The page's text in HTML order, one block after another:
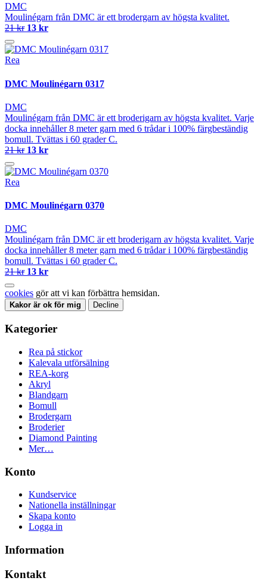
DMC
Moulinégarn från DMC är ett brodergarn av högsta kvalitet.
21 kr 13 kr
Rea
DMC Moulinégarn 0317
DMC
Moulinégarn från DMC är ett broderigarn av högsta kvalitet. Varje
docka innehåller 8 meter garn med 6 trådar i 100% färgbeständig
bomull. Tvättas i 60 grader C.
21 kr 13 kr
Rea
DMC Moulinégarn 0370
DMC
Moulinégarn från DMC är ett broderigarn av högsta kvalitet. Varje
docka innehåller 8 meter garn med 6 trådar i 100% färgbeständig
bomull. Tvättas i 60 grader C.
21 kr 13 kr
cookies gör att vi kan förbättra hemsidan.
Kakor är ok för mig Decline
Kategorier
Rea på stickor
Kalevala utförsälning
REA-korg
Akryl
Blandgarn
Bomull
Brodergarn
Broderier
Diamond Painting
Mer…
Konto
Kundservice
Nationella inställningar
Skapa konto
Logga in
Information
Kontakt